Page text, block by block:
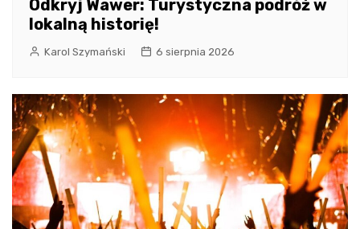
Odkryj Wawer: Turystyczna podróż w
lokalną historię!
Karol Szymański 6 sierpnia 2026